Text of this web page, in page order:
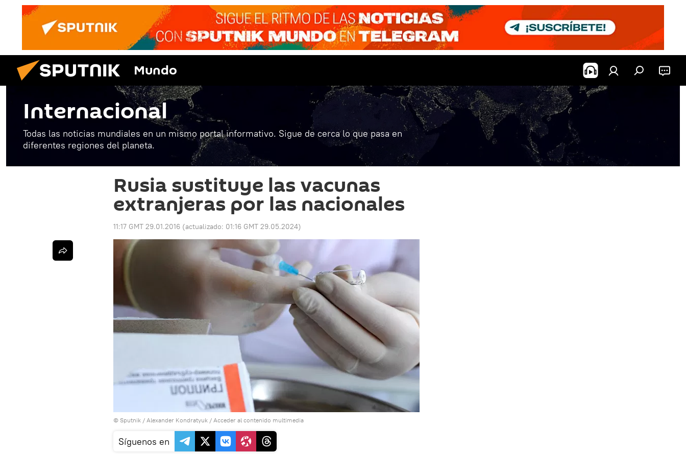
Mundo
Internacional
Todas las noticias mundiales en un mismo portal informativo. Sigue de cerca lo que pasa en
diferentes regiones del planeta.
Rusia sustituye las vacunas
extranjeras por las nacionales
11:17 GMT 29.01.2016 (actualizado: 01:16 GMT 29.05.2024)
© Sputnik / Alexander Kondratyuk / Acceder al contenido multimedia
Síguenos en